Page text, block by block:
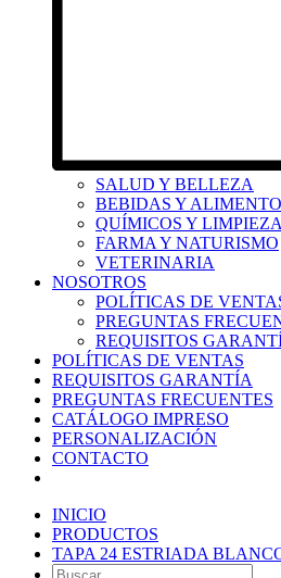
SALUD Y BELLEZA
BEBIDAS Y
QUÍMICOS Y LIMPIEZA
FARMA Y NATURISMO
VETERINARIA
NOSOTROS
POLÍTICAS DE
PREGUNTAS
REQUISITOS
POLÍTICAS DE VENTAS
REQUISITOS GARANTÍA
PREGUNTAS FRECUENTES
CATÁLOGO IMPRESO
PERSONALIZACIÓN
CONTACTO
INICIO
PRODUCTOS
TAPA 24 ESTRIADA